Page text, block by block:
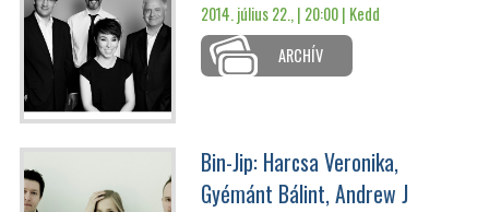
2014. július 22., | 20:00 | Kedd
ARCHÍV
Bin-Jip: Harcsa Veronika,
Gyémánt Bálint, Andrew J